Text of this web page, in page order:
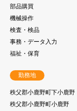
部品購買
機械操作
検査・検品
事務・データ入力
福祉・保育
勤務地
秩父郡小鹿野町下小鹿野
秩父郡小鹿野町小鹿野